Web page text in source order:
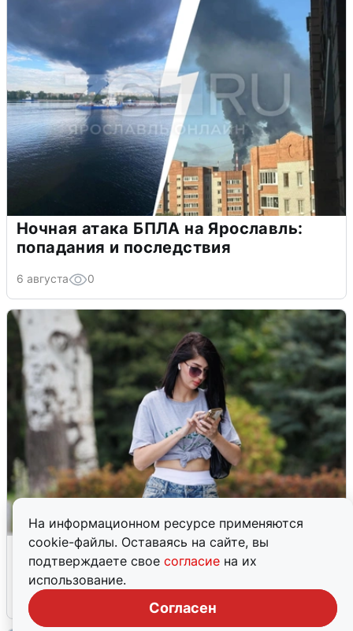
На информационном ресурсе применяются
cookie-файлы. Оставаясь на сайте, вы
подтверждаете свое согласие на их
использование.
Согласен
Ночная атака БПЛА на Ярославль:
попадания и последствия
6 августа 0
Волгоградцы остались без
мобильного интернета
6 августа